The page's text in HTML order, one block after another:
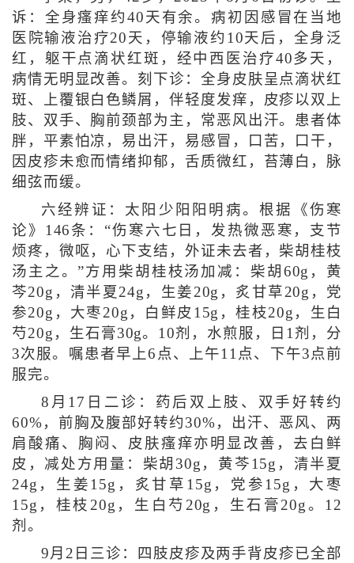
诉：全身瘙痒约40天有余。病初因感冒在当地
医院输液治疗20天，停输液约10天后，全身泛
红，躯干点滴状红斑，经中西医治疗40多天，
病情无明显改善。刻下诊：全身皮肤呈点滴状红
斑、上覆银白色鳞屑，伴轻度发痒，皮疹以双上
肢、双手、胸前颈部为主，常恶风出汗。患者体
胖，平素怕凉，易出汗，易感冒，口苦，口干，
因皮疹未愈而情绪抑郁，舌质微红，苔薄白，脉
细弦而缓。
六经辨证：太阳少阳阳明病。根据《伤寒
论》146条：“伤寒六七日，发热微恶寒，支节
烦疼，微呕，心下支结，外证未去者，柴胡桂枝
汤主之。”方用柴胡桂枝汤加减：柴胡60g，黄
芩20g，清半夏24g，生姜20g，炙甘草20g，党
参20g，大枣20g，白鲜皮15g，桂枝20g，生白
芍20g，生石膏30g。10剂，水煎服，日1剂，分
3次服。嘱患者早上6点、上午11点、下午3点前
服完。
8月17日二诊：药后双上肢、双手好转约
60%，前胸及腹部好转约30%，出汗、恶风、两
肩酸痛、胸闷、皮肤瘙痒亦明显改善，去白鲜
皮，减处方用量：柴胡30g，黄芩15g，清半夏
24g，生姜15g，炙甘草15g，党参15g，大枣
15g，桂枝20g，生白芍20g，生石膏20g。12
剂。
9月2日三诊：四肢皮疹及两手背皮疹已全部